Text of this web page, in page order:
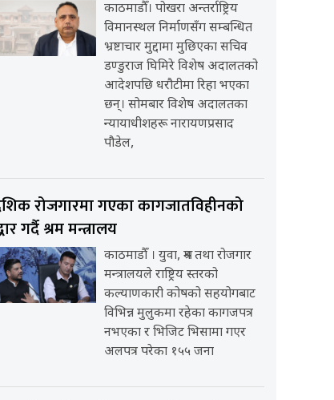
काठमाडौँ। पोखरा अन्तर्राष्ट्रिय
विमानस्थल निर्माणसँग सम्बन्धित
भ्रष्टाचार मुद्दामा मुछिएका सचिव
डण्डुराज घिमिरे विशेष अदालतको
आदेशपछि धरौटीमा रिहा भएका
छन्। सोमबार विशेष अदालतका
न्यायाधीशहरू नारायणप्रसाद
पौडेल,
रोजगारमा गएका कागजातविहीनको
गर्दै श्रम मन्त्रालय
काठमाडौँ । युवा, श्रम तथा रोजगार
मन्त्रालयले राष्ट्रिय स्तरको
कल्याणकारी कोषको सहयोगबाट
विभिन्न मुलुकमा रहेका कागजपत्र
नभएका र भिजिट भिसामा गएर
अलपत्र परेका १५५ जना